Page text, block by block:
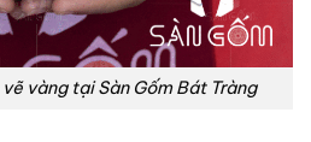
vàng tại Sàn Gốm Bát Tràng